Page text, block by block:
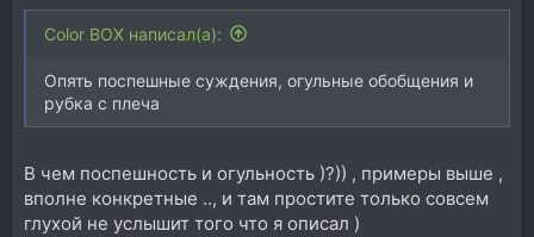
Color BOX написал(а):
Опять поспешные суждения, огульные обобщения и
рубка с плеча
В чем поспешность и огульность )?)) , примеры выше ,
вполне конкретные .., и там простите только совсем
глухой не услышит того что я описал )